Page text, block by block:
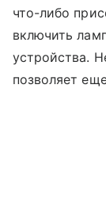
что-либо
включить
устройства.
позволяет